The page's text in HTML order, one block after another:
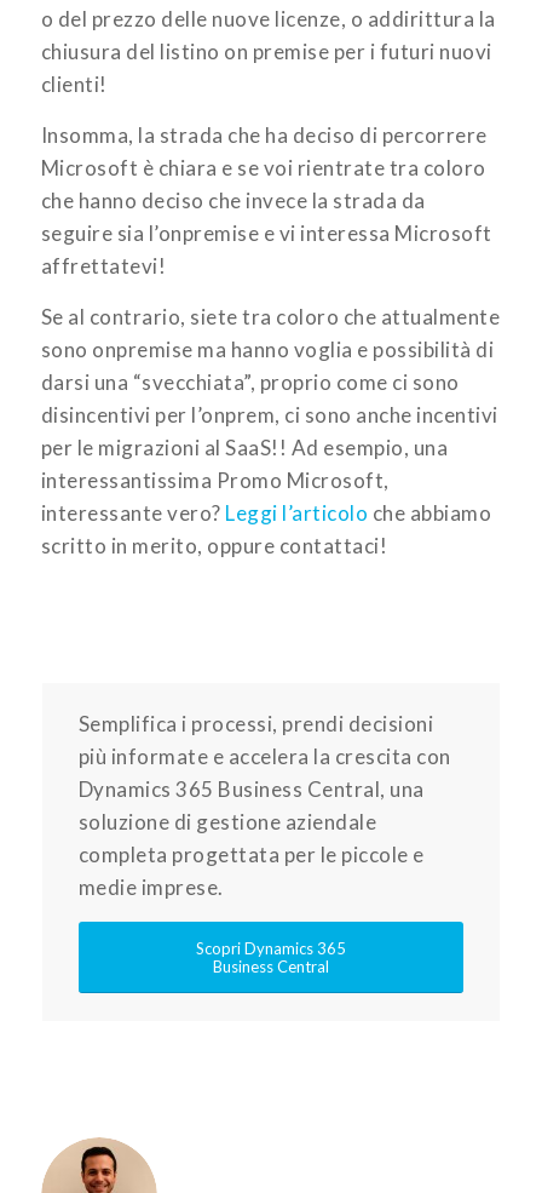
o del prezzo delle nuove licenze, o addirittura la
chiusura del listino on premise per i futuri nuovi
clienti!
Insomma, la strada che ha deciso di percorrere
Microsoft è chiara e se voi rientrate tra coloro
che hanno deciso che invece la strada da
seguire sia l’onpremise e vi interessa Microsoft
affrettatevi!
Se al contrario, siete tra coloro che attualmente
sono onpremise ma hanno voglia e possibilità di
darsi una “svecchiata”, proprio come ci sono
disincentivi per l’onprem, ci sono anche incentivi
per le migrazioni al SaaS!! Ad esempio, una
interessantissima Promo Microsoft,
interessante vero? Leggi l’articolo che abbiamo
scritto in merito, oppure contattaci!
Semplifica i processi, prendi decisioni
più informate e accelera la crescita con
Dynamics 365 Business Central, una
soluzione di gestione aziendale
completa progettata per le piccole e
medie imprese.
Scopri Dynamics 365
Business Central